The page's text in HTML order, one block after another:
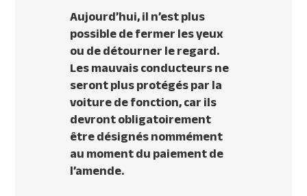
Aujourd’hui, il n’est plus
possible de fermer les yeux
ou de détourner le regard.
Les mauvais conducteurs ne
seront plus protégés par la
voiture de fonction, car ils
devront obligatoirement
être désignés nommément
au moment du paiement de
l’amende.